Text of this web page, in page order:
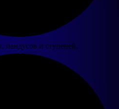
пандусов и ступеней,